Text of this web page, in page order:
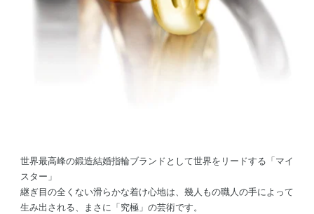
世界最高峰の鍛造結婚指輪ブランドとして世界をリードする「マイ
スター」
継ぎ目の全くない滑らかな着け心地は、幾人もの職人の手によって
生み出される、まさに「究極」の芸術です。